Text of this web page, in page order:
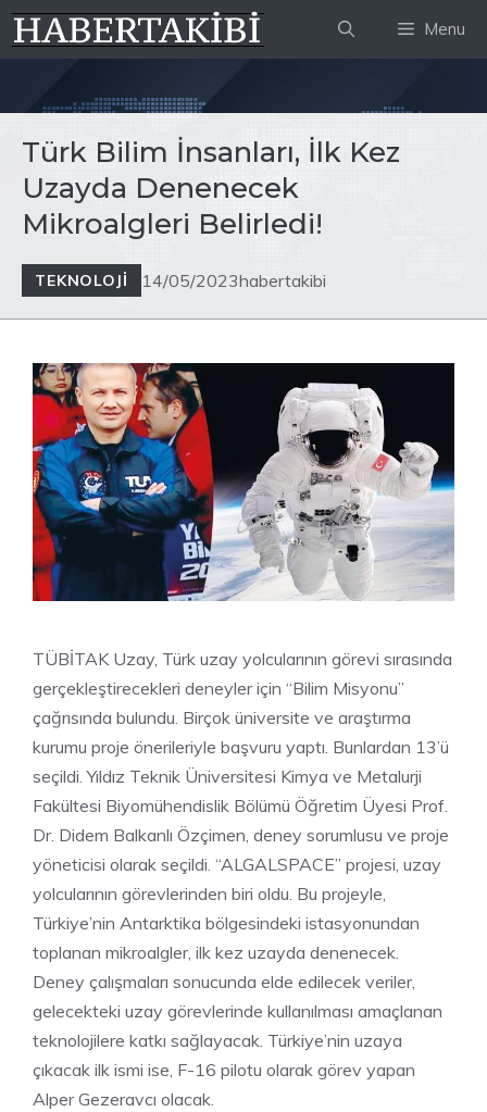
İçeriğe
atla
Menu
Türk Bilim İnsanları, İlk Kez
Uzayda Denenecek
Mikroalgleri Belirledi!
TEKNOLOJI 14/05/2023habertakibi
TÜBİTAK Uzay, Türk uzay yolcularının görevi sırasında
gerçekleştirecekleri deneyler için “Bilim Misyonu”
çağrısında bulundu. Birçok üniversite ve araştırma
kurumu proje önerileriyle başvuru yaptı. Bunlardan 13’ü
seçildi. Yıldız Teknik Üniversitesi Kimya ve Metalurji
Fakültesi Biyomühendislik Bölümü Öğretim Üyesi Prof.
Dr. Didem Balkanlı Özçimen, deney sorumlusu ve proje
yöneticisi olarak seçildi. “ALGALSPACE” projesi, uzay
yolcularının görevlerinden biri oldu. Bu projeyle,
Türkiye’nin Antarktika bölgesindeki istasyonundan
toplanan mikroalgler, ilk kez uzayda denenecek.
Deney çalışmaları sonucunda elde edilecek veriler,
gelecekteki uzay görevlerinde kullanılması amaçlanan
teknolojilere katkı sağlayacak. Türkiye’nin uzaya
çıkacak ilk ismi ise, F-16 pilotu olarak görev yapan
Alper Gezeravcı olacak.